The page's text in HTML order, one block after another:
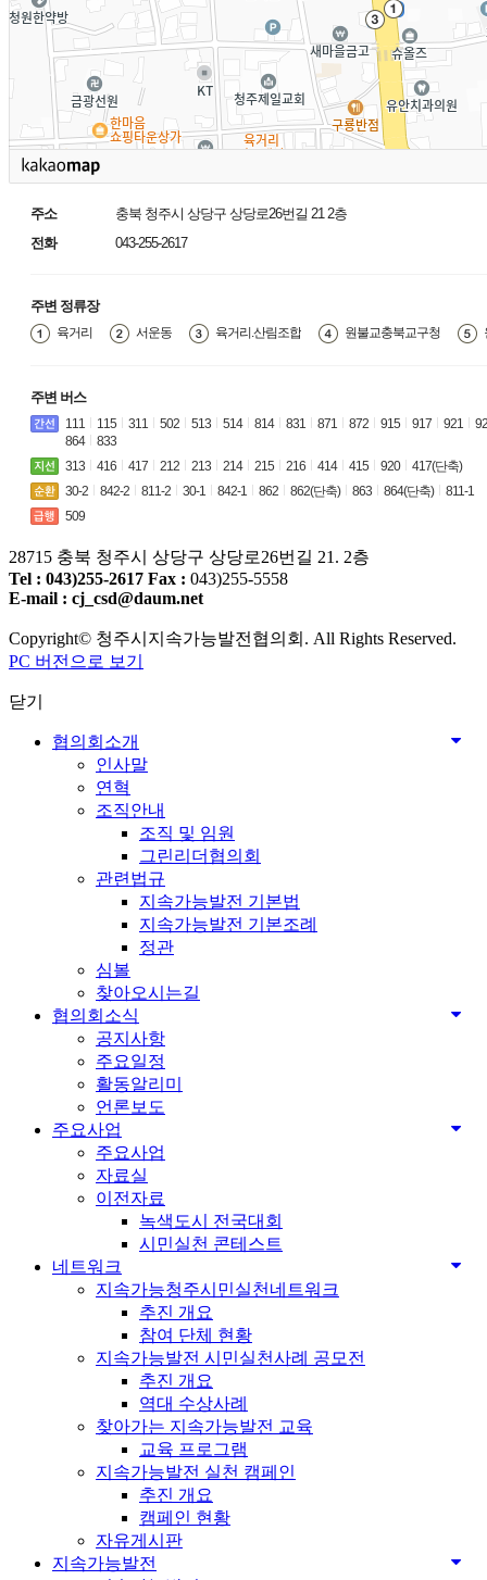
주소
충북 청주시 상당구 상당로26번길 21 2층
전화
043-255-2617
주변 정류장
육거리 서운동 육거리.산림조합 원불교충북교구청
주변 버스
111 115 311 502 513 514 814 831 871 872 915 917 921
864
833
313
416 417 212 213 214 215 216 414 415 920
417(단축)
30-2
842-2 811-2 30-1 842-1 862 862(단축) 863 864(단축)
811-1
509
28715 충북 청주시 상당구 상당로26번길 21. 2층
Tel : 043)255-2617 Fax : 043)255-5558
E-mail : cj_csd@daum.net
Copyright© 청주시지속가능발전협의회. All Rights Reserved.
PC 버전으로 보기
닫기
협의회소개
인사말
연혁
조직안내
조직 및 임원
그린리더협의회
관련법규
지속가능발전 기본법
지속가능발전 기본조례
정관
심볼
찾아오시는길
협의회소식
공지사항
주요일정
활동알리미
언론보도
주요사업
주요사업
자료실
이전자료
녹색도시 전국대회
시민실천 콘테스트
네트워크
지속가능청주시민실천네트워크
추진 개요
참여 단체 현황
지속가능발전 시민실천사례 공모전
추진 개요
역대 수상사례
찾아가는 지속가능발전 교육
교육 프로그램
지속가능발전 실천 캠페인
추진 개요
캠페인 현황
자유게시판
지속가능발전